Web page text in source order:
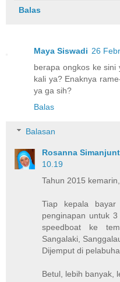
Balas
Maya Siswadi 26
berapa ongkos ke sini
kali ya? Enaknya
ya ga sih?
Balas
Balasan
Rosanna
10.19
Tahun 2015
Tiap kepala
penginapan untuk
speedboat ke
Sangalaki,
Dijemput di
Betul, lebih banyak,